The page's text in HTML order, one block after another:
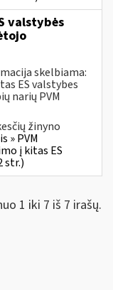
valstybės
skelbiama:
ES valstybes
narių PVM
žinyno
» PVM
į kitas ES
str.)
1 iki 7 iš 7 irašų.